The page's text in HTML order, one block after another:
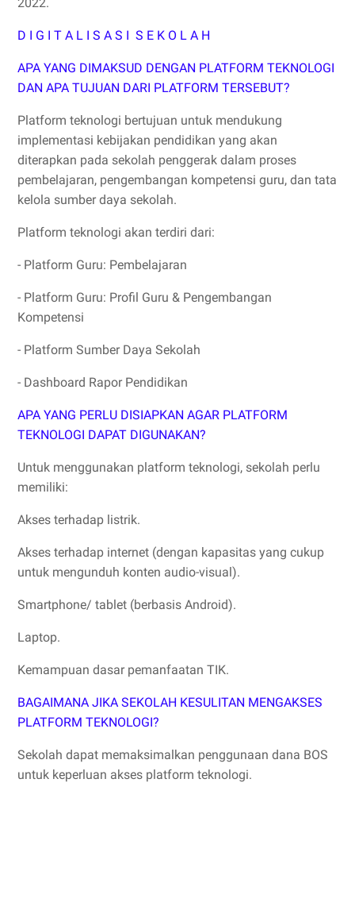
D I G I T A L I S A S I S E K O L A H
APA YANG DIMAKSUD DENGAN PLATFORM TEKNOLOGI
DAN APA TUJUAN DARI PLATFORM TERSEBUT?
Platform teknologi bertujuan untuk mendukung
implementasi kebijakan pendidikan yang akan
diterapkan pada sekolah penggerak dalam proses
pembelajaran, pengembangan kompetensi guru, dan tata
kelola sumber daya sekolah.
Platform teknologi akan terdiri dari:
- Platform Guru: Pembelajaran
- Platform Guru: Profil Guru & Pengembangan
Kompetensi
- Platform Sumber Daya Sekolah
- Dashboard Rapor Pendidikan
APA YANG PERLU DISIAPKAN AGAR PLATFORM
TEKNOLOGI DAPAT DIGUNAKAN?
Untuk menggunakan platform teknologi, sekolah perlu
memiliki:
Akses terhadap listrik.
Akses terhadap internet (dengan kapasitas yang cukup
untuk mengunduh konten audio-visual).
Smartphone/ tablet (berbasis Android).
Laptop.
Kemampuan dasar pemanfaatan TIK.
BAGAIMANA JIKA SEKOLAH KESULITAN MENGAKSES
PLATFORM TEKNOLOGI?
Sekolah dapat memaksimalkan penggunaan dana BOS
untuk keperluan akses platform teknologi.